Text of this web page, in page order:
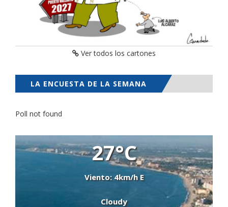
Ver todos los cartones
LA ENCUESTA DE LA SEMANA
Poll not found
27°C
Viento: 4km/h E
Cloudy